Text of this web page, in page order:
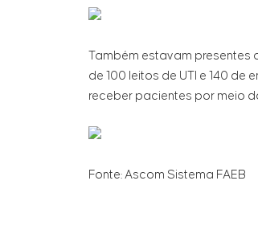
Também estavam presentes
de 100 leitos de UTI e 140
receber pacientes por meio
Fonte: Ascom Sistema FAEB